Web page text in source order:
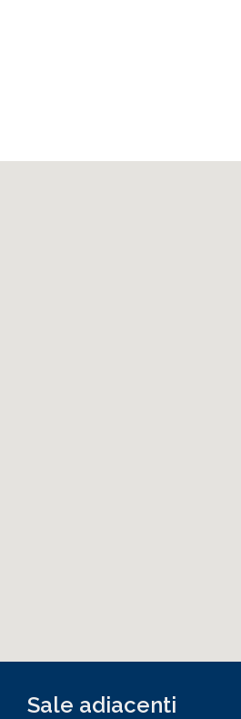
Sale adiacenti